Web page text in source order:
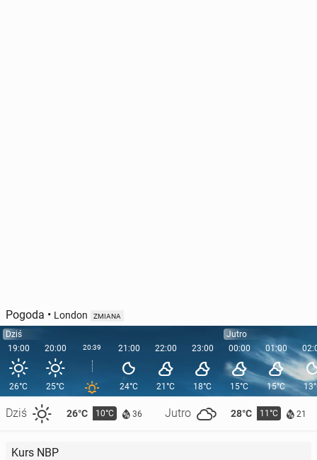
Pogoda • London ZMIANA
Dziś
19:00
26°C
Dziś 26°C 10°C 36 Jutro 28°C 11°C 21
20:00
25°C
20:39 21:00
24°C
22:00
21°C
23:00
18°C
Jutro
00:00
15°C
01:00
15°C
Kurs NBP